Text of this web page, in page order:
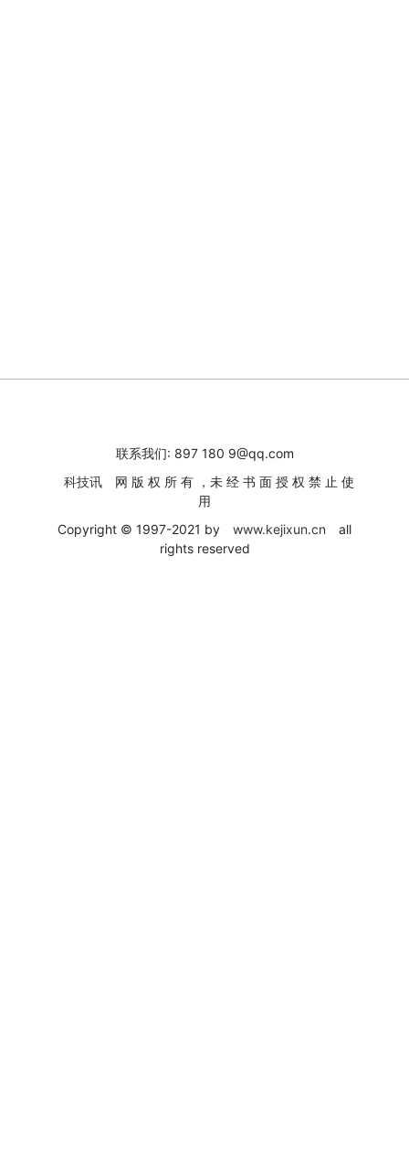
联系我们: 897 180 9@qq.com
科技讯
网 版 权 所 有 ，未 经 书 面 授 权 禁 止 使
用
Copyright © 1997-2021 by
www.kejixun.cn
all
rights reserved